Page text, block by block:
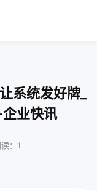
系统发好牌_
业快讯
：1